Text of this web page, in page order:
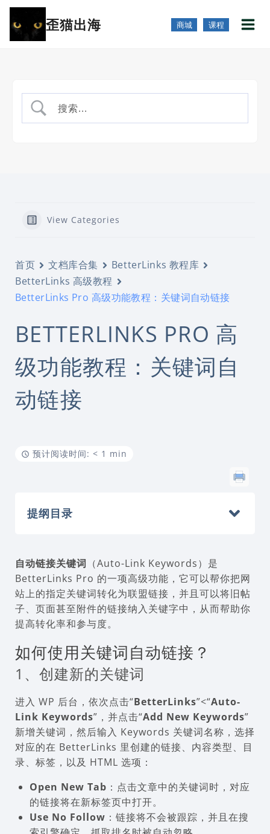
歪猫出海 商城 课程
View Categories
首页 文档库合集
BetterLinks 教程库
BetterLinks 高级教程
BetterLinks Pro 高级功能教程：关键词自动链接
BETTERLINKS PRO 高
级功能教程：关键词自
动链接
预计阅读时间: < 1 min
提纲目录
自动链接关键词 （Auto-Link Keywords）是
BetterLinks Pro 的一项高级功能，它可以帮你把网
站上的指定关键词转化为联盟链接，并且可以将旧帖
子、页面甚至附件的链接纳入关键字中，从而帮助你
提高转化率和参与度。
如何使用关键词自动链接？
1、创建新的关键词
进入 WP 后台，依次点击“BetterLinks”<“Auto-
Link Keywords”，并点击“Add New Keywords”
新增关键词，然后输入 Keywords 关键词名称，选择
对应的在 BetterLinks 里创建的链接、内容类型、目
录、标签，以及 HTML 选项：
Open New Tab ：点击文章中的关键词时，对应
的链接将在新标签页中打开。
Use No Follow ：链接将不会被跟踪，并且在搜